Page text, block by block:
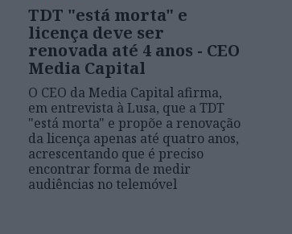
TDT "está morta" e
licença deve ser
renovada até 4 anos - CEO
Media Capital
O CEO da Media Capital afirma,
em entrevista à Lusa, que a TDT
"está morta" e propõe a renovação
da licença apenas até quatro anos,
acrescentando que é preciso
encontrar forma de medir
audiências no telemóvel